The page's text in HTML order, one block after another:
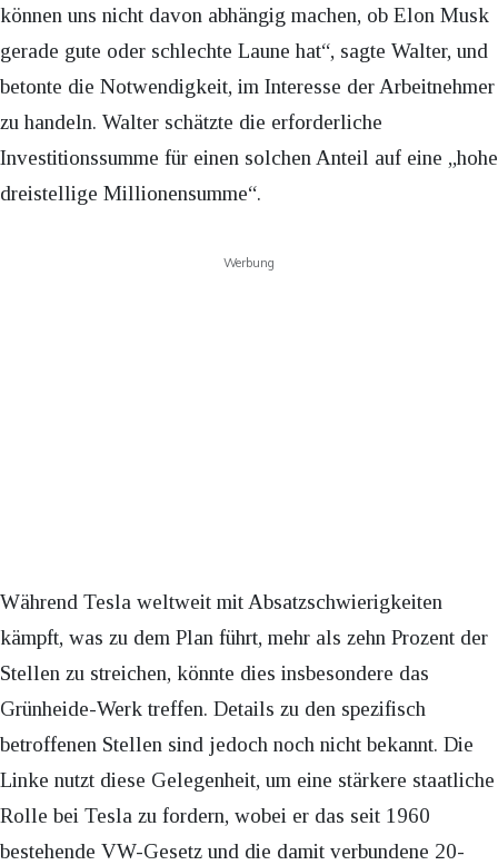
können uns nicht davon abhängig machen, ob Elon Musk
gerade gute oder schlechte Laune hat“, sagte Walter, und
betonte die Notwendigkeit, im Interesse der Arbeitnehmer
zu handeln. Walter schätzte die erforderliche
Investitionssumme für einen solchen Anteil auf eine „hohe
dreistellige Millionensumme“.
Werbung
Während Tesla weltweit mit Absatzschwierigkeiten
kämpft, was zu dem Plan führt, mehr als zehn Prozent der
Stellen zu streichen, könnte dies insbesondere das
Grünheide-Werk treffen. Details zu den spezifisch
betroffenen Stellen sind jedoch noch nicht bekannt. Die
Linke nutzt diese Gelegenheit, um eine stärkere staatliche
Rolle bei Tesla zu fordern, wobei er das seit 1960
bestehende VW-Gesetz und die damit verbundene 20-